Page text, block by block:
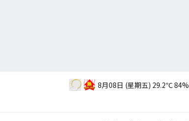
8月08日 (星期五) 29.2℃84%